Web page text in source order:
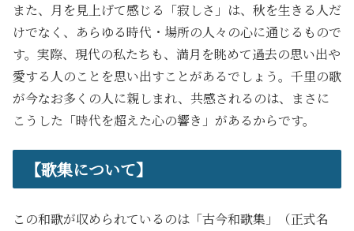
また、月を見上げて感じる「寂しさ」は、秋を生きる人だ
けでなく、あらゆる時代・場所の人々の心に通じるもので
す。実際、現代の私たちも、満月を眺めて過去の思い出や
愛する人のことを思い出すことがあるでしょう。千里の歌
が今なお多くの人に親しまれ、共感されるのは、まさに
こうした「時代を超えた心の響き」があるからです。
【歌集について】
この和歌が収められているのは「古今和歌集」（正式名